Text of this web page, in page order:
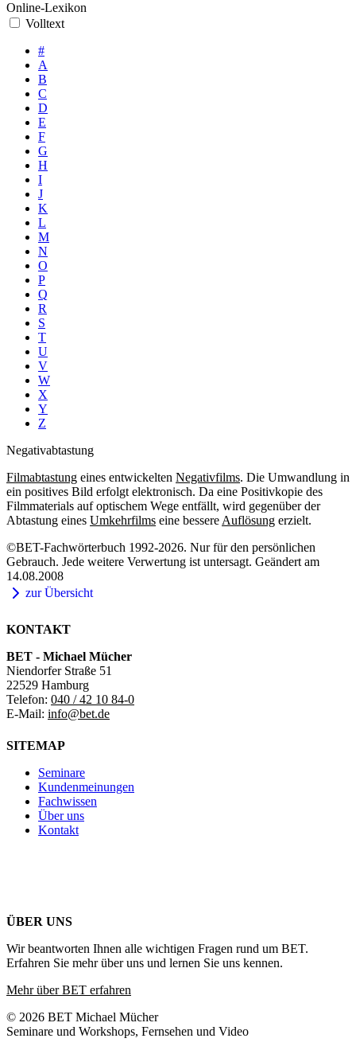
Online-Lexikon
Volltext
#
A
B
C
D
E
F
G
H
I
J
K
L
M
N
O
P
Q
R
S
T
U
V
W
X
Y
Z
Negativabtastung
Filmabtastung eines entwickelten Negativfilms. Die Umwandlung in
ein positives Bild erfolgt elektronisch. Da eine Positivkopie des
Filmmaterials auf optischem Wege entfällt, wird gegenüber der
Abtastung eines Umkehrfilms eine bessere Auflösung erzielt.
©BET-Fachwörterbuch 1992-2026. Nur für den persönlichen
Gebrauch. Jede weitere Verwertung ist untersagt. Geändert am
14.08.2008
zur Übersicht
KONTAKT
BET - Michael Mücher
Niendorfer Straße 51
22529 Hamburg
Telefon: 040 / 42 10 84-0
E-Mail: info@bet.de
SITEMAP
Seminare
Kundenmeinungen
Fachwissen
Über uns
Kontakt
ÜBER UNS
Wir beantworten Ihnen alle wichtigen Fragen rund um BET.
Erfahren Sie mehr über uns und lernen Sie uns kennen.
Mehr über BET erfahren
© 2026 BET Michael Mücher
Seminare und Workshops, Fernsehen und Video